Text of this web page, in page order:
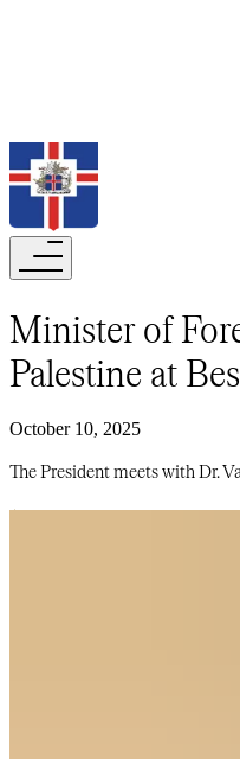
Minister of
Palestine at Bessastaðir​​​​‌
October 10, 2025
The President meets with Dr. Varsen Aghabekian.​​​​‌